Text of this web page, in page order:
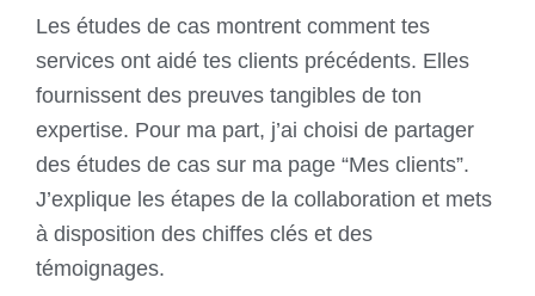
Les études de cas montrent comment tes
services ont aidé tes clients précédents. Elles
fournissent des preuves tangibles de ton
expertise. Pour ma part, j’ai choisi de partager
des études de cas sur ma page “Mes clients”.
J’explique les étapes de la collaboration et mets
à disposition des chiffes clés et des
témoignages.